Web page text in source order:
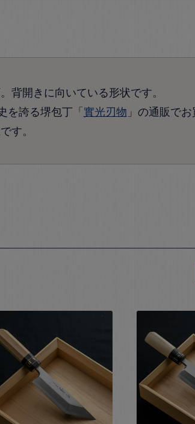
背開きに向いている形状です。
を誇る堺包丁「實光刃物 」の通販で
す。